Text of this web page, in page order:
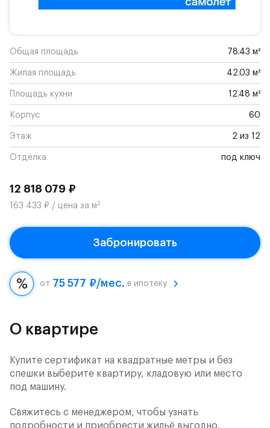
Общая площадь 78.43 м²
Жилая площадь 42.03 м²
Площадь кухни 12.48 м²
Корпус 60
Этаж 2 из 12
Отделка под ключ
12 818 079 ₽
163 433 ₽ / цена за м2
Забронировать
от 75 577 ₽/мес. в ипотеку
О квартире
Купите сертификат на квадратные метры и без
спешки выберите квартиру, кладовую или место
под машину.
Свяжитесь с менеджером, чтобы узнать
подробности и приобрести жильё выгодно.